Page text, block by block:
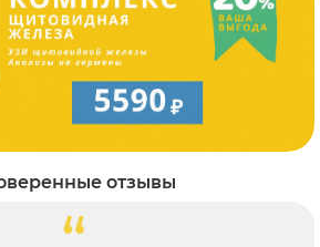
отзывы